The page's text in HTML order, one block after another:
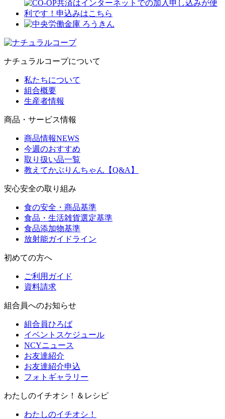
ナチュラルコープについて
私たちについて
組合概要
生産者情報
商品・サービス情報
商品情報NEWS
今週のおすすめ
取り扱い品一覧
教えてかぶりんちゃん【Q&A】
安心安全の取り組み
食の安全・商品基準
食品・生活雑貨選定基準
食品添加物基準
放射能ガイドライン
初めての方へ
ご利用ガイド
資料請求
組合員へのお知らせ
組合員ひろば
イベントスケジュール
NCYニュース
お友達紹介
お友達紹介申込
フォトギャラリー
わたしのイチオシ！＆レシピ
わたしのイチオシ！